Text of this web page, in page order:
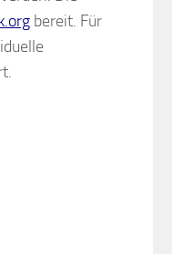
bereit. Für